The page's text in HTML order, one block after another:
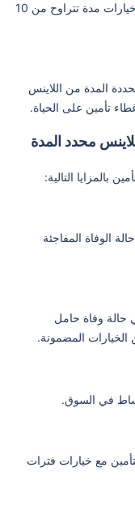
التأمين على الحياة محدد المدة من اللاينس مع خيارات مدة تتراوح من 10
المدة من اللاينس
تأمين على الحياة.
محدد المدة
بالمزايا التالية:
الوفاة المفاجئة
حالة وفاة حامل
الخيارات المضمونة.
في السوق.
مع خيارات فترات